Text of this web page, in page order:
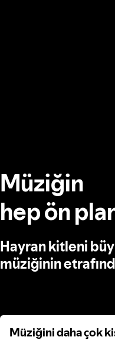
Müziğin
hep ön
Hayran kitleni
müziğinin
Müziğini daha çok
Müziğini daha çok